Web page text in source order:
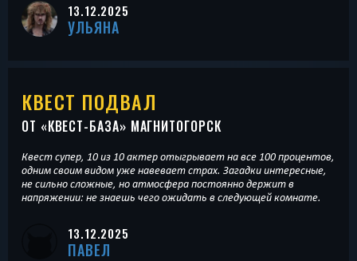
13.12.2025
УЛЬЯНА
КВЕСТ ПОДВАЛ
ОТ «КВЕСТ-БАЗА» МАГНИТОГОРСК
Квест супер, 10 из 10 актер отыгрывает на все 100 процентов,
одним своим видом уже навевает страх. Загадки интересные,
не сильно сложные, но атмосфера постоянно держит в
напряжении: не знаешь чего ожидать в следующей комнате.
13.12.2025
ПАВЕЛ